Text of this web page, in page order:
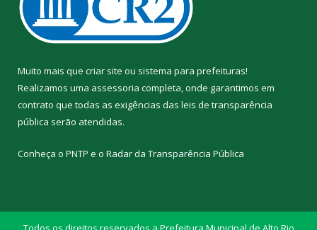
Muito mais que criar site ou sistema para prefeituras!
Realizamos uma assessoria completa, onde garantimos em
contrato que todas as exigências das leis de transparência
pública serão atendidas.
Conheça o PNTP e o Radar da Transparência Pública